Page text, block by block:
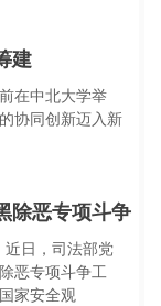
建
在中北大学举
协同创新迈入新
除恶专项斗争
日，司法部党
恶专项斗争工
家安全观